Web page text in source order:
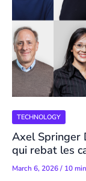
TECHNOLOGY
Axel Springer
qui rebat les
March 6, 2026/ 10